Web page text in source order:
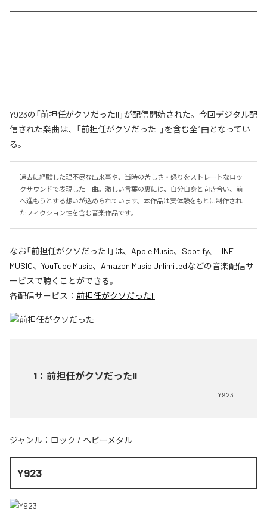
Y923の「前担任がクソだったII」が配信開始された。今回デジタル配
信された楽曲は、「前担任がクソだったII」を含む全1曲となってい
る。
過去に経験した理不尽な出来事や、当時の苦しさ・怒りをストレートなロッ
クサウンドで表現した一曲。激しい言葉の裏には、自分自身と向き合い、前
へ進もうとする想いが込められています。本作品は実体験をもとに制作され
たフィクション性を含む音楽作品です。
なお「前担任がクソだったII 」は、 Apple Music、 Spotify、 LINE
MUSIC、 YouTube Music、 Amazon Music Unlimitedなどの音楽配信サ
ービスで聴くことができる。
各配信サービス： 前担任がクソだったII
1 ： 前担任がクソだったII
Y923
ジャンル： ロック / ヘビーメタル
Y923